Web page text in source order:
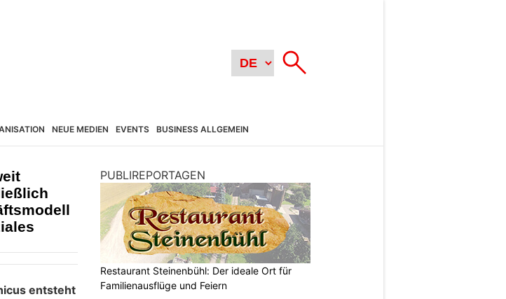
NEUE MEDIEN EVENTS BUSINESS ALLGEMEIN
entsteht
PUBLIREPORTAGEN
Restaurant Steinenbühl: Der ideale Ort für
Familienausflüge und Feiern